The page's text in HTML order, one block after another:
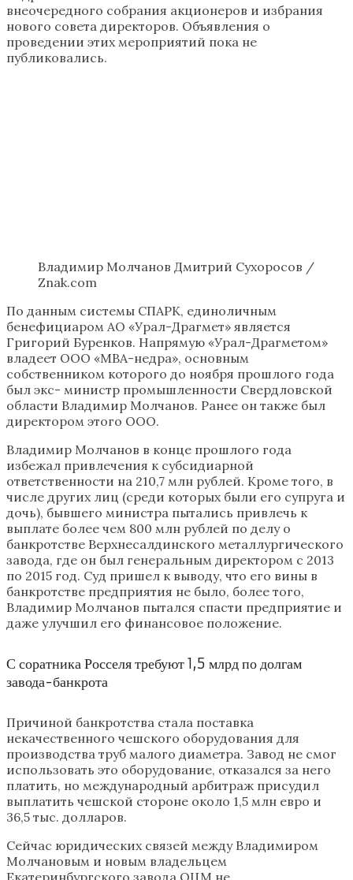
внеочередного собрания акционеров и избрания
нового совета директоров. Объявления о
проведении этих мероприятий пока не
публиковались.
Владимир Молчанов Дмитрий Сухоросов /
Znak.com
По данным системы СПАРК, единоличным
бенефициаром АО «Урал-Драгмет» является
Григорий Буренков. Напрямую «Урал-Драгметом»
владеет ООО «МВА-недра», основным
собственником которого до ноября прошлого года
был экс- министр промышленности Свердловской
области Владимир Молчанов. Ранее он также был
директором этого ООО.
Владимир Молчанов в конце прошлого года
избежал привлечения к субсидиарной
ответственности на 210,7 млн рублей. Кроме того, в
числе других лиц (среди которых были его супруга и
дочь), бывшего министра пытались привлечь к
выплате более чем 800 млн рублей по делу о
банкротстве Верхнесалдинского металлургического
завода, где он был генеральным директором с 2013
по 2015 год. Суд пришел к выводу, что его вины в
банкротстве предприятия не было, более того,
Владимир Молчанов пытался спасти предприятие и
даже улучшил его финансовое положение.
С соратника Росселя требуют 1,5 млрд по долгам
завода-банкрота
Причиной банкротства стала поставка
некачественного чешского оборудования для
производства труб малого диаметра. Завод не смог
использовать это оборудование, отказался за него
платить, но международный арбитраж присудил
выплатить чешской стороне около 1,5 млн евро и
36,5 тыс. долларов.
Сейчас юридических связей между Владимиром
Молчановым и новым владельцем
Екатеринбургского завода ОЦМ не